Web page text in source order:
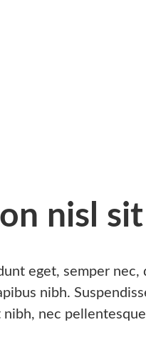
nisl sit
eget, semper nec,
nibh.
nec